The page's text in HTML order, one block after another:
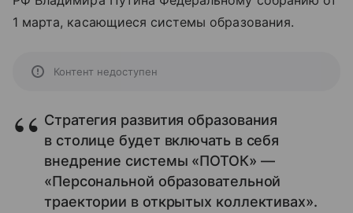
1 марта, касающиеся системы образования.
Контент недоступен
Стратегия развития образования
в столице будет включать в себя
внедрение системы «ПОТОК» —
«Персональной образовательной
траектории в открытых коллективах».